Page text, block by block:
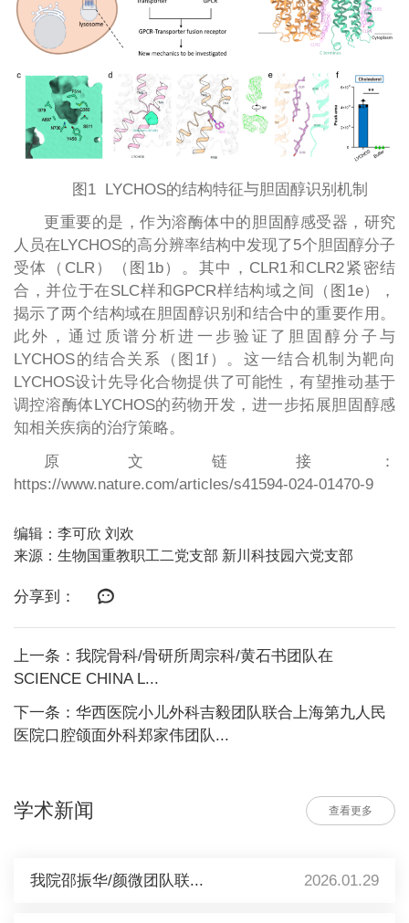
图1 LYCHOS的结构特征与胆固醇识别机制
更重要的是，作为溶酶体中的胆固醇感受器，研究
人员在LYCHOS的高分辨率结构中发现了5个胆固醇分子
受体（CLR）（图1b）。其中，CLR1和CLR2紧密结
合，并位于在SLC样和GPCR样结构域之间（图1e），
揭示了两个结构域在胆固醇识别和结合中的重要作用。
此外，通过质谱分析进一步验证了胆固醇分子与
LYCHOS的结合关系（图1f）。这一结合机制为靶向
LYCHOS设计先导化合物提供了可能性，有望推动基于
调控溶酶体LYCHOS的药物开发，进一步拓展胆固醇感
知相关疾病的治疗策略。
原文链接：
https://www.nature.com/articles/s41594-024-01470-9
编辑：李可欣 刘欢
来源：生物国重教职工二党支部 新川科技园六党支部
分享到：
上一条：我院骨科/骨研所周宗科/黄石书团队在
SCIENCE CHINA L...
下一条：华西医院小儿外科吉毅团队联合上海第九人民
医院口腔颌面外科郑家伟团队...
学术新闻 查看更多
我院邵振华/颜微团队联... 2026.01.29